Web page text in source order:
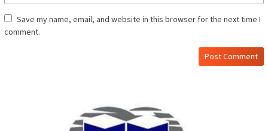
Save my name, email, and website in this browser for the next time I
comment.